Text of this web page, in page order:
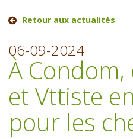
Retour aux actualités
06-09-2024
À
et Vttiste
pour les